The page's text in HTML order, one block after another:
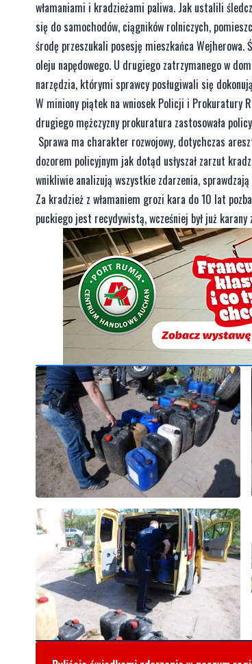
włamaniami i kradzieżami paliwa. Jak ustalili
się do samochodów, ciągników rolniczych,
środę przeszukali posesję mieszkańca Wejherowa.
oleju napędowego. U drugiego zatrzymanego w
narzędzia, którymi sprawcy posługiwali się
W miniony piątek na wniosek Policji i Prokuratury
drugiego mężczyzny prokuratura zastosowała
Sprawa ma charakter rozwojowy, dotychczas
dozorem policyjnym jak dotąd usłyszał zarzut
wnikliwie analizują wszystkie zdarzenia,
Za kradzież z włamaniem grozi kara do 10 lat
puckiego jest recydywistą, wcześniej był już